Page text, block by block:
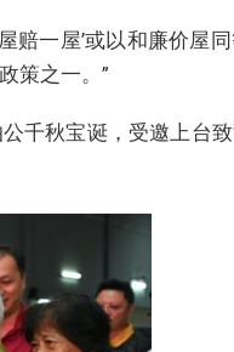
赔一屋’或以和廉价屋
策之一。”
千秋宝诞，受邀上台